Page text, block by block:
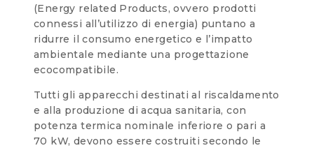
(Energy related Products, ovvero prodotti
connessi all’utilizzo di energia) puntano a
ridurre il consumo energetico e l’impatto
ambientale mediante una progettazione
ecocompatibile.
Tutti gli apparecchi destinati al riscaldamento
e alla produzione di acqua sanitaria, con
potenza termica nominale inferiore o pari a
70 kW, devono essere costruiti secondo le